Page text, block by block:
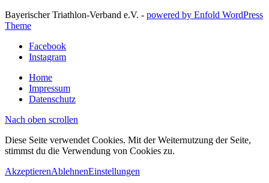
Bayerischer Triathlon-Verband e.V. - powered by Enfold WordPress
Theme
Facebook
Instagram
Home
Impressum
Datenschutz
Nach oben scrollen
Diese Seite verwendet Cookies. Mit der Weiternutzung der Seite,
stimmst du die Verwendung von Cookies zu.
AkzeptierenAblehnenEinstellungen